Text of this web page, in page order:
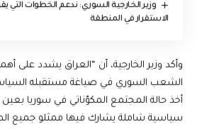
وزير الخارجية السوري: ندعم الخطوات التي
الاستقرار في المنطقة
وأكد وزير الخارجية، أن “العراق يشدد على
الشعب السوري في صياغة مستقبله
أخذ حالة المجتمع المكوّناتي في سوريا بعين
سياسية شاملة يشارك فيها ممثلو جميع